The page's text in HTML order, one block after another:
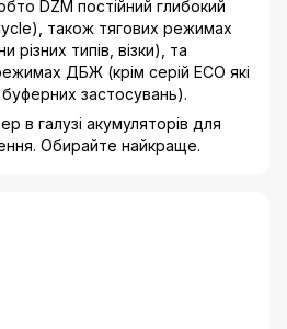
DZM постійний глибокий
також тягових режимах
різних типів, візки), та
ДБЖ (крім серій ECO які
буферних застосувань).
в галузі акумуляторів для
Обирайте найкраще.